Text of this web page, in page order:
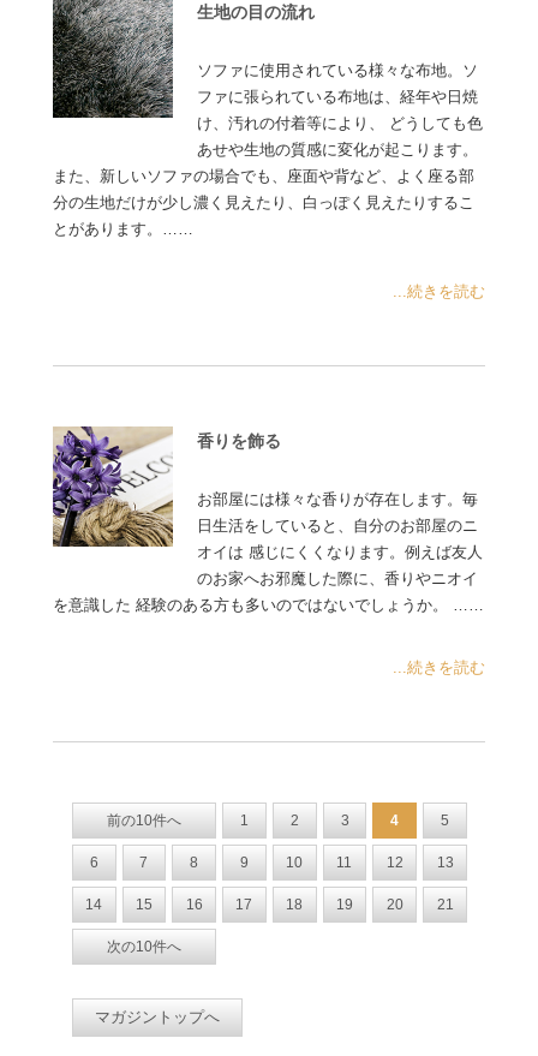
生地の目の流れ
ソファに使用されている様々な布地。ソ
ファに張られている布地は、経年や日焼
け、汚れの付着等により、 どうしても色
あせや生地の質感に変化が起こります。
また、新しいソファの場合でも、座面や背など、よく座る部
分の生地だけが少し濃く見えたり、白っぽく見えたりするこ
とがあります。……
...続きを読む
香りを飾る
お部屋には様々な香りが存在します。毎
日生活をしていると、自分のお部屋のニ
オイは 感じにくくなります。例えば友人
のお家へお邪魔した際に、香りやニオイ
を意識した 経験のある方も多いのではないでしょうか。 ……
...続きを読む
前の10件へ 1 2 3 4 5
6 7 8 9 10 11 12 13
14 15 16 17 18 19 20 21
次の10件へ
マガジントップへ